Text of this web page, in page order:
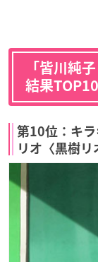
「皆川純
結果TOP10
第10位：キ
リオ〈黒樹